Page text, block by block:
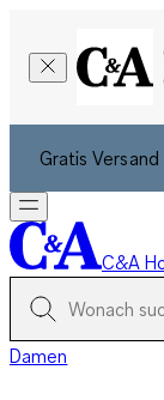
Gratis
C&A
Damen